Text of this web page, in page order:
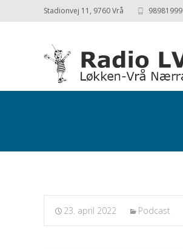
Stadionvej 11, 9760 Vrå 98981999
23. april 2022 Podcast